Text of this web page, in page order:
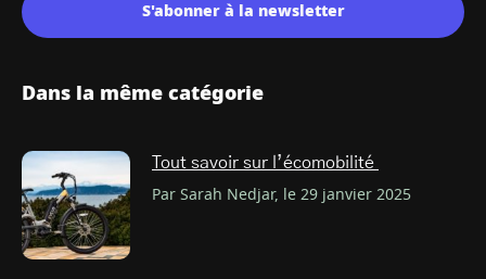
S'abonner à la newsletter
Dans la même catégorie
Tout savoir sur l’écomobilité
Par Sarah Nedjar, le 29 janvier 2025